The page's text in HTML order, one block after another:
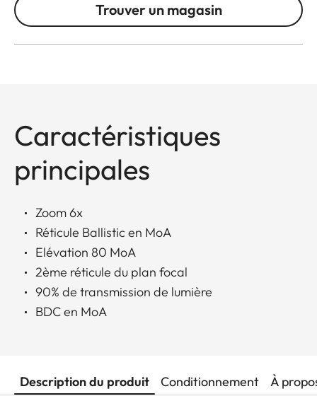
Trouver un magasin
Caractéristiques
principales
Zoom 6x
Réticule Ballistic en MoA
Elévation 80 MoA
2ème réticule du plan focal
90% de transmission de lumière
BDC en MoA
Description du produit Conditionnement À